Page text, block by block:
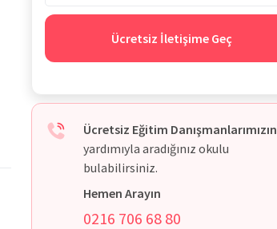
Ücretsiz İletişime Geç
Ücretsiz Eğitim Danışmanlarımızın
yardımıyla aradığınız okulu
bulabilirsiniz.
Hemen Arayın
0216 706 68 80